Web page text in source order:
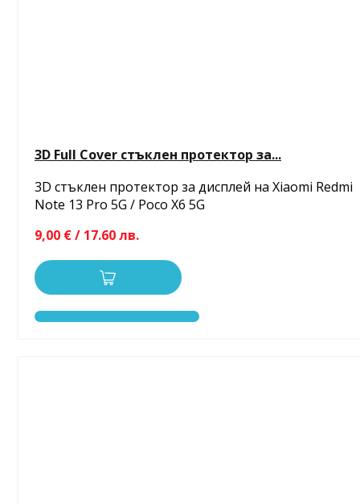
3D Full Cover стъклен протектор за...
3D стъклен протектор за дисплей на Xiaomi Redmi
Note 13 Pro 5G / Poco X6 5G
9,00 € / 17.60 лв.